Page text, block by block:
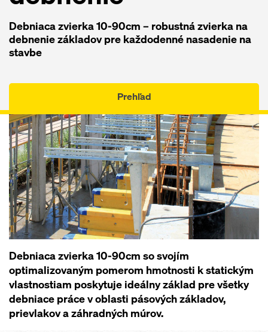
Debniaca zvierka 10-90cm – robustná zvierka na
debnenie základov pre každodenné nasadenie na
stavbe
Prehľad
Debniaca zvierka 10-90cm so svojím
optimalizovaným pomerom hmotnosti k statickým
vlastnostiam poskytuje ideálny základ pre všetky
debniace práce v oblasti pásových základov,
prievlakov a záhradných múrov.